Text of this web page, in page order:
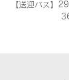
【送迎バス】